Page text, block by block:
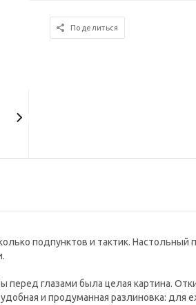
Поделиться
подпунктов и тактик.
глазами была целая картина.
и продуманная разлиновка: